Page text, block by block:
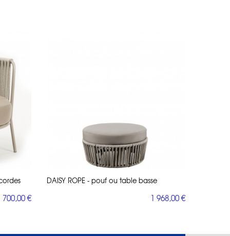
700,00 €
DAISY ROPE - pouf ou table basse
1 968,00 €